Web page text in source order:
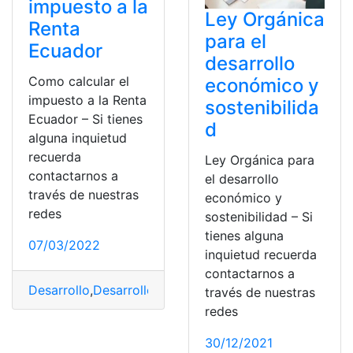
impuesto a la
Renta
Ecuador
Como calcular el
impuesto a la Renta
Ecuador – Si tienes
alguna inquietud
recuerda
contactarnos a
través de nuestras
redes
07/03/2022
Desarrollo,Desarrollo Económico,impuesto a la renta
Ley Orgánica
para el
desarrollo
económico y
sostenibilida
d
Ley Orgánica para
el desarrollo
económico y
sostenibilidad – Si
tienes alguna
inquietud recuerda
contactarnos a
través de nuestras
redes
30/12/2021